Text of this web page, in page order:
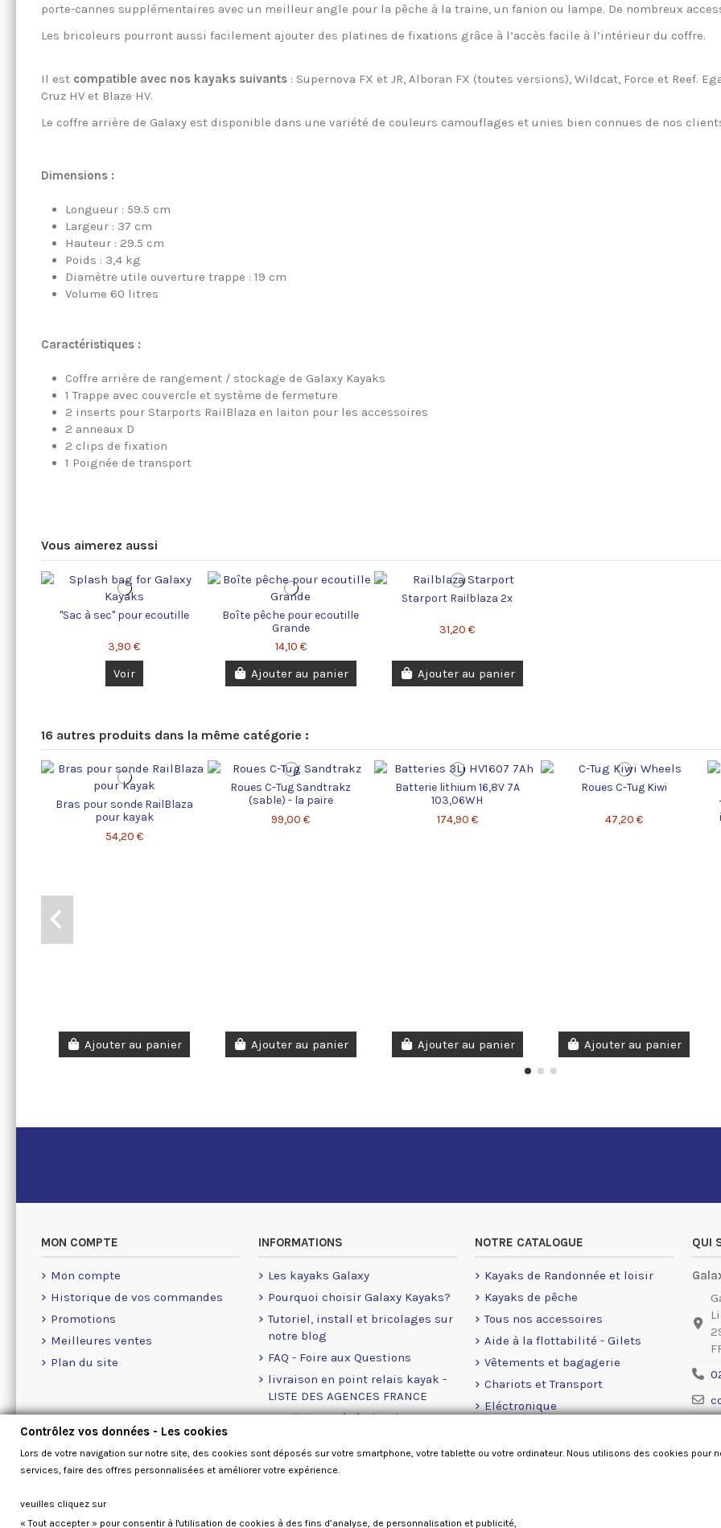
porte-cannes supplémentaires avec un meilleur angle pour la pêche à la traine, un fanion ou lampe. De nombreux
Les bricoleurs pourront aussi facilement ajouter des platines de fixations grâce
Il est compatible avec nos kayaks suivants: Supernova FX et JR, Alboran FX (toutes versions), Wildcat, Force et Reef.
Cruz HV et Blaze HV.
Le coffre arrière de Galaxy est disponible dans une variété de couleurs camouflages et unies bien connues de nos
Dimensions :
Longueur : 59.5 cm
Largeur : 37 cm
Hauteur : 29.5 cm
Poids : 3,4 kg
Diamètre utile ouverture trappe : 19 cm
Volume 60 litres
Caractéristiques :
Coffre arrière de rangement / stockage de Galaxy Kayaks
1 Trappe avec couvercle et système de fermeture
2 inserts pour Starports RailBlaza en laiton pour les accessoires
2 anneaux D
2 clips de fixation
1 Poignée de transport
Vous aimerez aussi
"Sac à sec" pour ecoutille
3,90 €
Voir
Boîte pêche pour ecoutille
Grande
14,10 €
Ajouter au panier
Starport Railblaza 2x
31,20 €
Ajouter au panier
16 autres produits dans la même catégorie :
Bras pour sonde RailBlaza
pour kayak
54,20 €
Ajouter au panier
Roues C-Tug Sandtrakz
(sable) - la paire
99,00 €
Ajouter au panier
Batterie lithium 16,8V 7A
103,06WH
174,90 €
Ajouter au panier
Roues C-Tug Kiwi
47,20 €
Ajouter au panier
MON COMPTE
Mon compte
Historique de vos commandes
Promotions
Meilleures ventes
Plan du site
INFORMATIONS
Les kayaks Galaxy
Pourquoi choisir Galaxy Kayaks?
Tutoriel, install et bricolages sur
notre blog
FAQ - Foire aux Questions
livraison en point relais kayak -
LISTE DES AGENCES FRANCE
Conditions générales de ventes
Nous contacter
NOTRE CATALOGUE
Kayaks de Randonnée et loisir
Kayaks de pêche
Tous nos accessoires
Aide à la flottabilité - Gilets
Vêtements et bagagerie
Chariots et Transport
Eléctronique
Accastillage Railblaza
QUI
Contrôlez vos données - Les cookies
Lors de votre navigation sur notre site, des cookies sont déposés sur votre smartphone, votre tablette ou votre ordinateur. Nous utilisons des cookies pour
services, faire des offres personnalisées et améliorer votre expérience.
veuilles cliquez sur
« Tout accepter » pour consentir à l'utilisation de cookies à des fins d’analyse, de personnalisation et publicité,